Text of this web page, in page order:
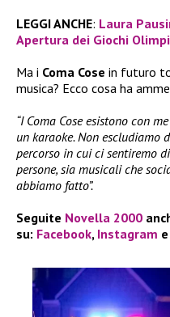
LEGGI ANCHE: Laura
Apertura dei Giochi
Ma i Coma Cose in futuro
musica? Ecco cosa ha
“I Coma Cose esistono con
un karaoke. Non escludiamo
percorso in cui ci sentiremo
persone, sia musicali che
abbiamo fatto”.
Seguite Novella 2000
su: Facebook, Instagram e